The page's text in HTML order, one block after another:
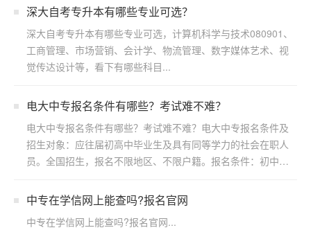
深大自考专升本有哪些专业可选？
深大自考专升本有哪些专业可选，计算机科学与技术080901、
工商管理、市场营销、会计学、物流管理、数字媒体艺术、视
觉传达设计等，看下有哪些科目...
电大中专报名条件有哪些？考试难不难？
电大中专报名条件有哪些？考试难不难？电大中专报名条件及
招生对象：应往届初高中毕业生及具有同等学力的社会在职人
员。全国招生，报名不限地区、不限户籍。报名条件：初中起
中专在学信网上能查吗?报名官网
中专在学信网上能查吗?报名官网...